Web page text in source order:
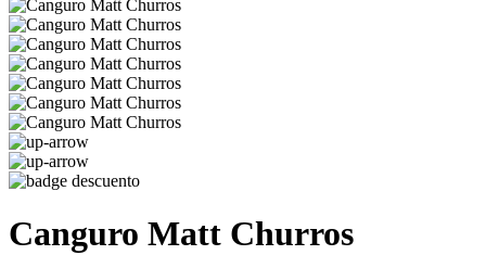
Canguro Matt Churros